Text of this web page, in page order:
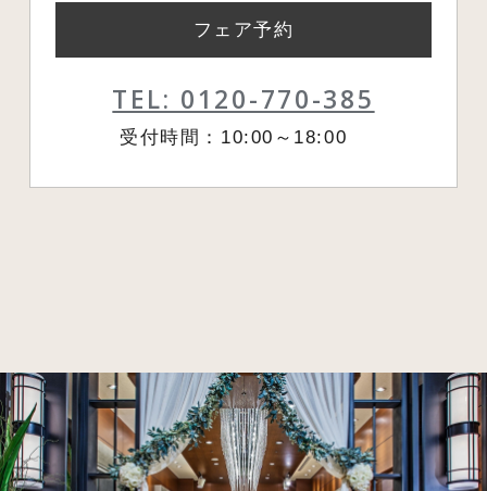
フェア予約
TEL: 0120-770-385
受付時間：10:00～18:00